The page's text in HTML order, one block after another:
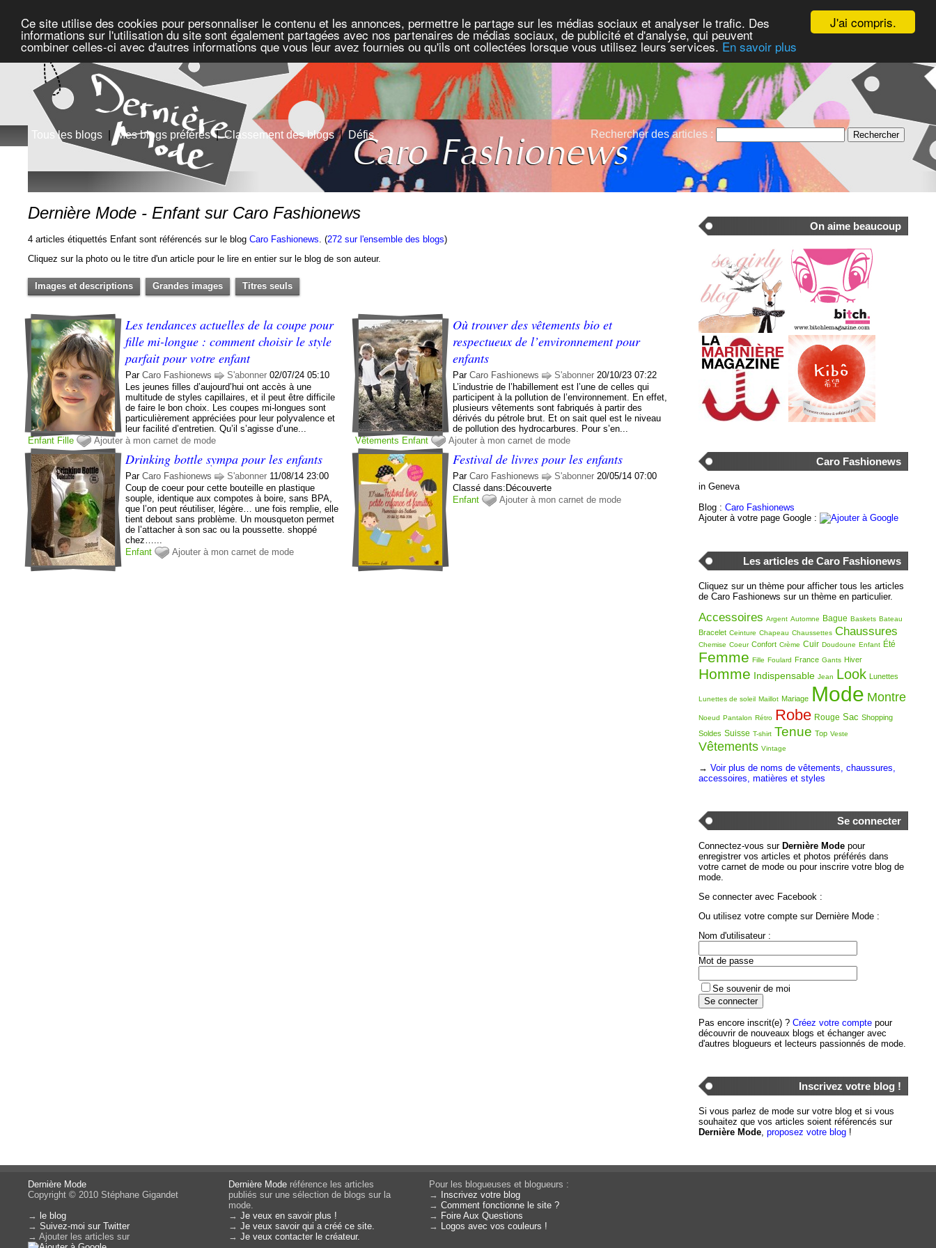
J'ai compris.
Ce site utilise des cookies pour personnaliser le contenu et les annonces, permettre le partage sur les médias sociaux et analyser le trafic. Des
informations sur l'utilisation du site sont également partagées avec nos partenaires de médias sociaux, de publicité et d'analyse, qui peuvent
combiner celles-ci avec d'autres informations que vous leur avez fournies ou qu'ils ont collectées lorsque vous utilisez leurs services. En savoir plus
Tous les blogs | Mes blogs préférés|Classement des blogs| Défis Rechercher des articles :
Dernière Mode - Enfant sur Caro Fashionews
4 articles étiquettés Enfant sont référencés sur le blogCaro Fashionews. (272 sur l'ensemble des blogs)
Cliquez sur la photo ou le titre d'un article pour le lire en entier sur le blog de son auteur.
Images et descriptions Grandes images Titres seuls
Les tendances actuelles de la coupe pour
fille mi-longue : comment choisir le style
parfait pour votre enfant
ParCaro Fashionews S'abonner 02/07/24 05:10
Les jeunes filles d’aujourd’hui ont accès à une
multitude de styles capillaires, et il peut être difficile
de faire le bon choix. Les coupes mi-longues sont
particulièrement appréciées pour leur polyvalence et
leur facilité d’entretien. Qu’il s’agisse d’une...
Enfant Fille Ajouter à mon carnet de mode
Où trouver des vêtements bio et
respectueux de l’environnement pour
enfants
ParCaro Fashionews S'abonner 20/10/23 07:22
L’industrie de l’habillement est l’une de celles qui
participent à la pollution de l’environnement. En effet,
plusieurs vêtements sont fabriqués à partir des
dérivés du pétrole brut. Et on sait quel est le niveau
de pollution des hydrocarbures. Pour s’en...
Vêtements Enfant Ajouter à mon carnet de mode
Drinking bottle sympa pour les enfants
ParCaro Fashionews S'abonner 11/08/14 23:00
Coup de coeur pour cette bouteille en plastique
souple, identique aux compotes à boire, sans BPA,
que l’on peut réutiliser, légère… une fois remplie, elle
tient debout sans problème. Un mousqueton permet
de l’attacher à son sac ou la poussette. shoppé
chez…...
Enfant
Ajouter à mon carnet de mode
Festival de livres pour les enfants
ParCaro Fashionews S'abonner 20/05/14 07:00
Classé dans:Découverte
Enfant
Ajouter à mon carnet de mode
On aime beaucoup
Caro Fashionews
in Geneva
Blog : Caro Fashionews
Ajouter à votre page Google :
Les articles de Caro Fashionews
Cliquez sur un thème pour afficher tous les articles
de Caro Fashionews sur un thème en particulier.
Accessoires Argent Automne Bague Baskets Bateau
Bracelet Ceinture Chapeau Chaussettes Chaussures
Chemise Coeur Confort Crème Cuir Doudoune Enfant Été
Femme Fille Foulard France Gants Hiver
Homme Indispensable Jean Look Lunettes
Lunettes de soleil Maillot Mariage Mode Montre
Noeud Pantalon Rétro Robe Rouge Sac Shopping
Soldes Suisse T-shirt Tenue Top Veste
Vêtements Vintage
→ Voir plus de noms de vêtements, chaussures,
accessoires, matières et styles
Se connecter
Connectez-vous sur Dernière Modepour
enregistrer vos articles et photos préférés dans
votre carnet de mode ou pour inscrire votre blog de
mode.
Se connecter avec Facebook :
Ou utilisez votre compte sur Dernière Mode :
Nom d'utilisateur :
Mot de passe
Se souvenir de moi
Pas encore inscrit(e) ? Créez votre comptepour
découvrir de nouveaux blogs et échanger avec
d'autres blogueurs et lecteurs passionnés de mode.
Inscrivez votre blog !
Si vous parlez de mode sur votre blog et si vous
souhaitez que vos articles soient référencés sur
Dernière Mode, proposez votre blog!
Dernière Mode
Copyright © 2010 Stéphane Gigandet
→ le blog
→Suivez-moi sur Twitter
→ Ajouter les articles sur
Dernière Mode référence les articles
publiés sur une sélection de blogs sur la
mode.
→Je veux en savoir plus !
→Je veux savoir qui a créé ce site.
→Je veux contacter le créateur.
Pour les blogueuses et blogueurs :
→ Inscrivez votre blog
→Comment fonctionne le site ?
→ Foire Aux Questions
→ Logos avec vos couleurs !